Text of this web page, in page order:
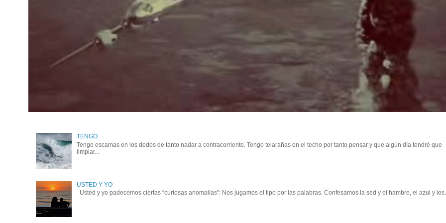
TENGO
Tengo escamas en los dedos de tanto nadar a contracorriente. Tengo telarañas en el techo por tanto pensar y que algún día tendré que
limpiar...
USTED Y YO
Usted y yo padecemos ciertas “curiosas anomalías”: Nos jugamos el tipo por las palabras. Confesamos la sed y el hambre, el azul y